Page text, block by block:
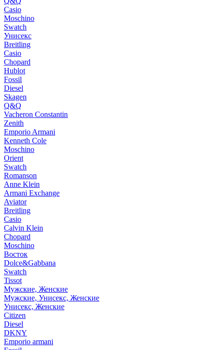
Casio
Moschino
Swatch
Унисекс
Breitling
Casio
Chopard
Hublot
Fossil
Diesel
Skagen
Q&Q
Vacheron Constantin
Zenith
Emporio Armani
Kenneth Cole
Moschino
Orient
Swatch
Romanson
Anne Klein
Armani Exchange
Aviator
Breitling
Casio
Calvin Klein
Chopard
Moschino
Восток
Dolce&Gabbana
Swatch
Tissot
Мужские, Женские
Мужские, Унисекс, Женские
Унисекс, Женские
Citizen
Diesel
DKNY
Emporio armani